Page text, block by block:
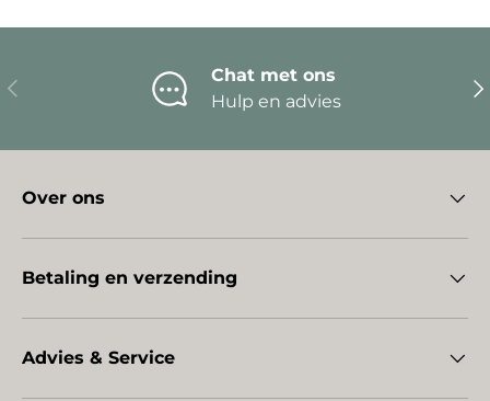
Vorige
Chat met ons
Hulp en advies
Over ons
Betaling en verzending
Advies & Service